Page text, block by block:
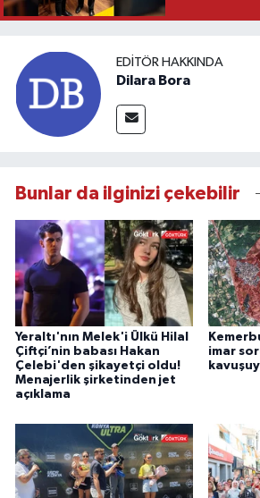
EDITÖR HAKKINDA
Dilara Bora
Bunlar da ilginizi çekebilir
Yeraltı'nın Melek'i Ülkü Hilal
Çiftçi’nin babası Hakan
Çelebi'den şikayetçi oldu!
Menajerlik şirketinden jet
açıklama
imar